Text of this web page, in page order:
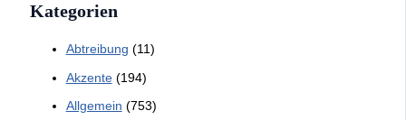
Kategorien
Abtreibung (11)
Akzente(194)
Allgemein (753)